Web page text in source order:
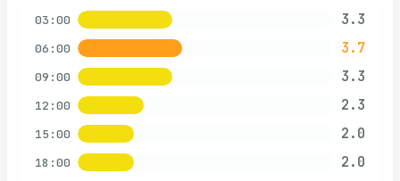
03:00 3.3
06:00 3.7
09:00 3.3
12:00 2.3
15:00 2.0
18:00 2.0